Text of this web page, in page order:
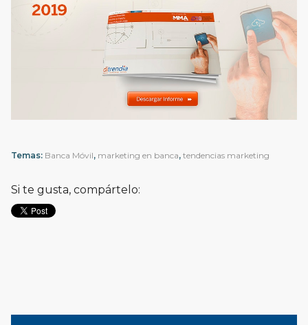
Temas: Banca Móvil, marketing en banca,tendencias marketing
Si te gusta, compártelo: